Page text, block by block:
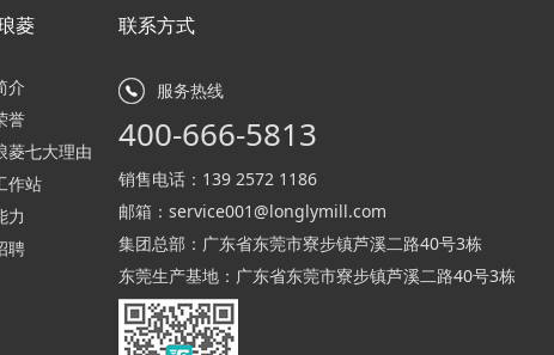
菱
介
誉
菱七大理由
作站
力
聘
联系方式
服务热线
400-666-5813
销售电话： 139 2572 1186
邮箱： service001@longlymill.com
集团总部：广东省东莞市寮步镇芦溪二路40号3栋
东莞生产基地：广东省东莞市寮步镇芦溪二路40号3栋